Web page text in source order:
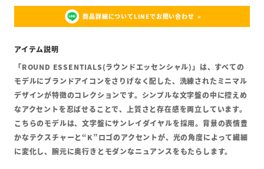
商品詳細についてLINEでお問い合わせ
「ROUND ESSENTIALS(ラウンドエッセンシャル)」は、すべての
モデルにブランドアイコンをさりげなく配した、洗練されたミニマル
デザインが特徴のコレクションです。シンプルな文字盤の中に控えめ
なアクセントを忍ばせることで、上質さと存在感を両立しています。
こちらのモデルは、文字盤にサンレイダイヤルを採用。背景の表情豊
かなテクスチャーと“K”ロゴのアクセントが、光の角度によって繊細
に変化し、腕元に奥行きとモダンなニュアンスをもたらします。